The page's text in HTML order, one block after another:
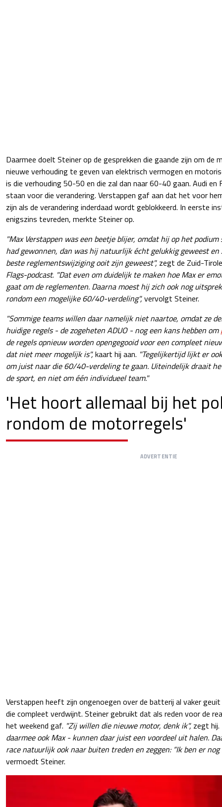
Daarmee doelt Steiner op de gesprekken die gaande zijn om de
nieuwe verhouding te geven van elektrisch vermogen en
is die verhouding 50-50 en die zal dan naar 60-40 gaan. Audi en
staan voor die verandering. Verstappen gaf aan dat het voor
zijn als de verandering inderdaad wordt geblokkeerd. In eerste
enigszins tevreden, merkte Steiner op.
"Max Verstappen was een beetje blijer, omdat hij op het
had gewonnen, dan was hij natuurlijk écht gelukkig geweest en
beste reglementswijziging ooit zijn geweest", zegt de Zuid-
Flags-podcast. "Dat even om duidelijk te maken hoe Max er
gaat om de reglementen. Daarna moest hij zich ook nog
rondom een mogelijke 60/40-verdeling",vervolgt Steiner.
"Sommige teams willen daar namelijk niet naartoe, omdat ze
huidige regels - de zogeheten ADUO - nog een kans hebben om
de regels opnieuw worden opengegooid voor een compleet
dat niet meer mogelijk is",kaart hij aan. "Tegelijkertijd lijkt er
om juist naar die 60/40-verdeling te gaan. Uiteindelijk draait
de sport, en niet om één individueel team."
'Het hoort allemaal bij het
rondom de motorregels'
ADVERTENTIE
Verstappen heeft zijn ongenoegen over de batterij al vaker
die compleet verdwijnt. Steiner gebruikt dat als reden voor de
het weekend gaf. "Zij willen die nieuwe motor, denk ik", zegt hij.
daarmee ook Max - kunnen daar juist een voordeel uit halen.
race natuurlijk ook naar buiten treden en zeggen: “Ik ben er
vermoedt Steiner.